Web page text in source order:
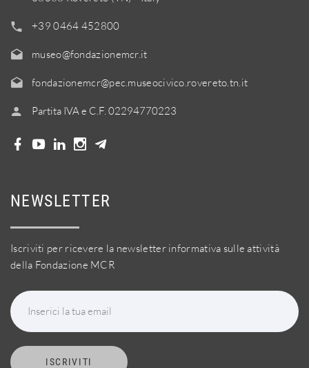
+39 0464 452800
museo@fondazionemcr.it
fondazionemcr@pec.museocivico.rovereto.tn.it
Partita IVA e C.F. 02294770223
NEWSLETTER
Iscriviti per ricevere la newsletter informativa sulle attività
della Fondazione MCR
Inserici la tua email
ISCRIVITI